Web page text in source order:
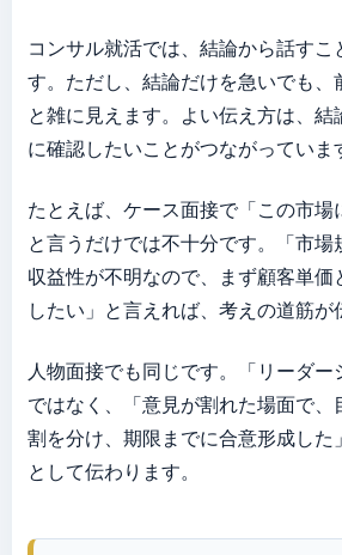
コンサル就活では、結論から話すこ
す。ただし、結論だけを急いでも、
と雑に見えます。よい伝え方は、結
に確認したいことがつながっていま
たとえば、ケース面接で「この市場
と言うだけでは不十分です。「市場
収益性が不明なので、まず顧客単価
したい」と言えれば、考えの道筋が
人物面接でも同じです。「リーダー
ではなく、「意見が割れた場面で、
割を分け、期限までに合意形成した
として伝わります。